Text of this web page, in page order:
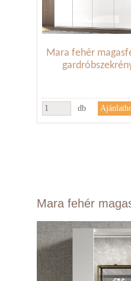
Mara fehér
db
Mara fehér